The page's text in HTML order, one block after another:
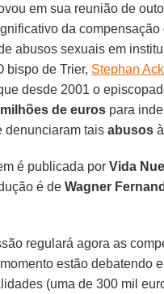
em sua reunião de
da compensação
abusos sexuais em
bispo de Trier, Stephan
desde 2001 o
de euros para
denunciaram taisabusos
é publicada porVida
é deWagner
regulará agora as
estão debatendo
(uma de 300 mil